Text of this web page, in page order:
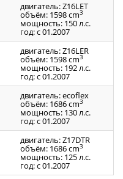
двигатель: Z16LET
объём: 1598 cm3
мощность: 150 л.с.
год: с 01.2007
двигатель: Z16LER
объём: 1598 cm3
мощность: 192 л.с.
год: с 01.2007
двигатель: ecoflex
объём: 1686 cm3
мощность: 130 л.с.
год: с 01.2007
двигатель: Z17DTR
объём: 1686 cm3
мощность: 125 л.с.
год: с 01.2007